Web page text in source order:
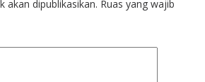
akan dipublikasikan. Ruas yang wajib